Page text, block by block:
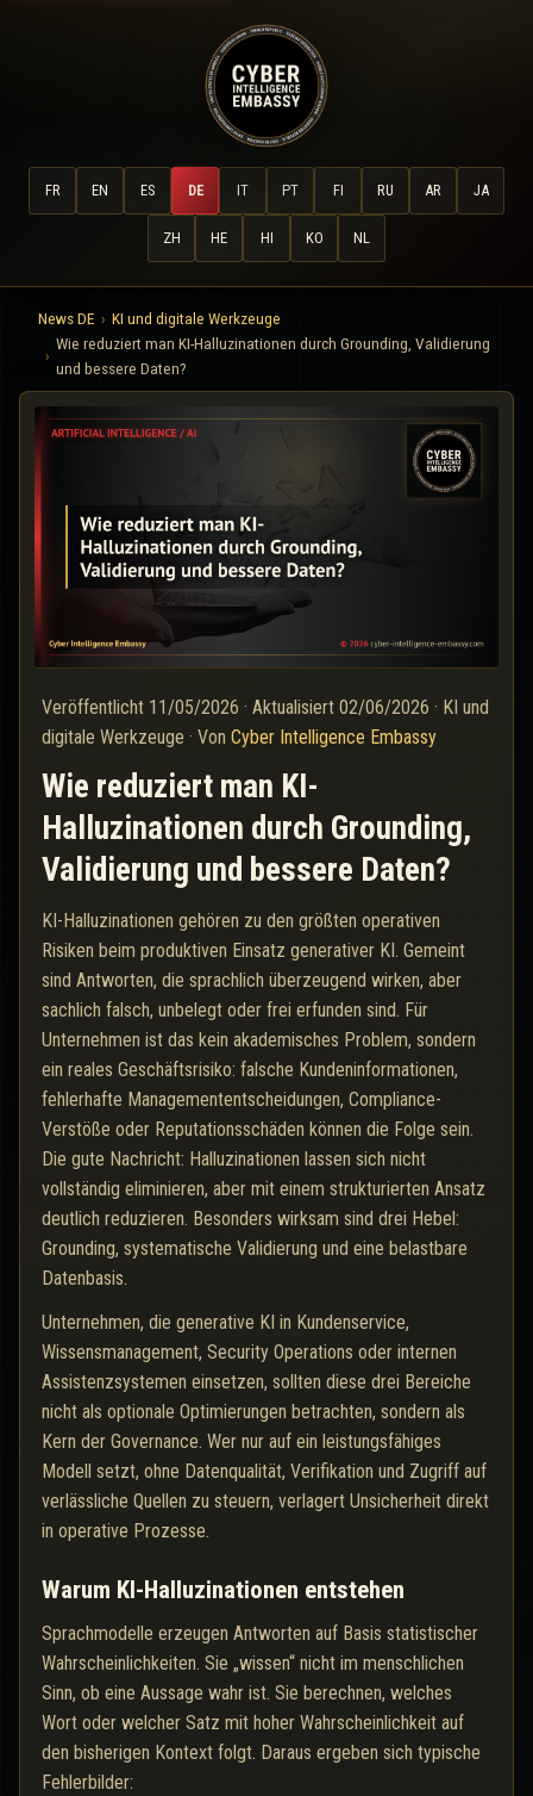
FR EN ES DE IT PT FI RU AR JA
ZH HE HI KO NL
News DE
KI und digitale Werkzeuge
Wie reduziert man KI-Halluzinationen durch Grounding, Validierung
und bessere Daten?
Veröffentlicht 11/05/2026 · Aktualisiert 02/06/2026 · KI und
digitale Werkzeuge · Von Cyber Intelligence Embassy
Wie reduziert man KI-
Halluzinationen durch Grounding,
Validierung und bessere Daten?
KI-Halluzinationen gehören zu den größten operativen
Risiken beim produktiven Einsatz generativer KI. Gemeint
sind Antworten, die sprachlich überzeugend wirken, aber
sachlich falsch, unbelegt oder frei erfunden sind. Für
Unternehmen ist das kein akademisches Problem, sondern
ein reales Geschäftsrisiko: falsche Kundeninformationen,
fehlerhafte Managemententscheidungen, Compliance-
Verstöße oder Reputationsschäden können die Folge sein.
Die gute Nachricht: Halluzinationen lassen sich nicht
vollständig eliminieren, aber mit einem strukturierten Ansatz
deutlich reduzieren. Besonders wirksam sind drei Hebel:
Grounding, systematische Validierung und eine belastbare
Datenbasis.
Unternehmen, die generative KI in Kundenservice,
Wissensmanagement, Security Operations oder internen
Assistenzsystemen einsetzen, sollten diese drei Bereiche
nicht als optionale Optimierungen betrachten, sondern als
Kern der Governance. Wer nur auf ein leistungsfähiges
Modell setzt, ohne Datenqualität, Verifikation und Zugriff auf
verlässliche Quellen zu steuern, verlagert Unsicherheit direkt
in operative Prozesse.
Warum KI-Halluzinationen entstehen
Sprachmodelle erzeugen Antworten auf Basis statistischer
Wahrscheinlichkeiten. Sie „wissen“ nicht im menschlichen
Sinn, ob eine Aussage wahr ist. Sie berechnen, welches
Wort oder welcher Satz mit hoher Wahrscheinlichkeit auf
den bisherigen Kontext folgt. Daraus ergeben sich typische
Fehlerbilder: